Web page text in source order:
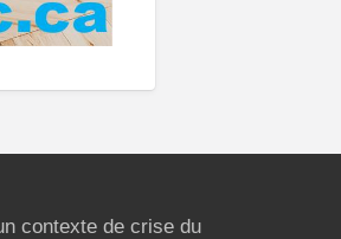
contexte de crise du